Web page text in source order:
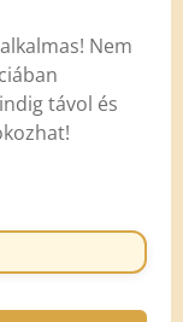
Nem
távol és